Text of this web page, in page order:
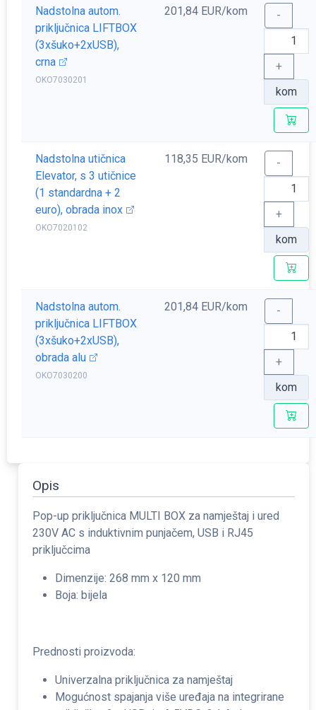
Nadstolna autom.
priključnica LIFTBOX
(3xšuko+2xUSB),
crna
OKO7030201
201,84 EUR/kom -
+
kom
Nadstolna utičnica
Elevator, s 3 utičnice
(1 standardna + 2
euro), obrada inox
OKO7020102
118,35 EUR/kom -
+
kom
Nadstolna autom.
priključnica LIFTBOX
(3xšuko+2xUSB),
obrada alu
OKO7030200
201,84 EUR/kom -
+
kom
Opis
Pop-up priključnica MULTI BOX za namještaj i ured
230V AC s induktivnim punjačem, USB i RJ45
priključcima
Dimenzije: 268 mm x 120 mm
Boja: bijela
Prednosti proizvoda:
Univerzalna priključnica za namještaj
Mogućnost spajanja više uređaja na integrirane